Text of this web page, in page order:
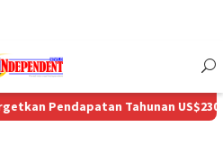
Tahunan US$230 Juta Seiring